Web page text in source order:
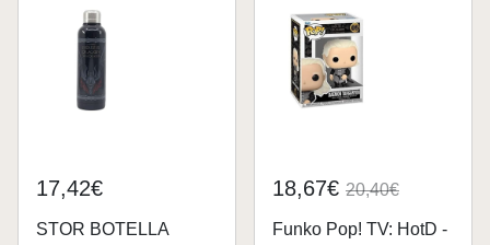
17,42€
STOR BOTELLA
18,67€ 20,40€
Funko Pop! TV: HotD -